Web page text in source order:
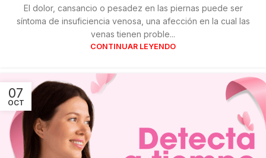
El dolor, cansancio o pesadez en las piernas puede ser
síntoma de insuficiencia venosa, una afección en la cual las
venas tienen proble...
CONTINUAR LEYENDO
07
OCT